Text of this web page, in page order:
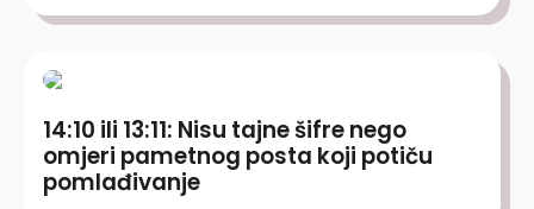
14:10 ili 13:11: Nisu tajne šifre nego
omjeri pametnog posta koji potiču
pomlađivanje